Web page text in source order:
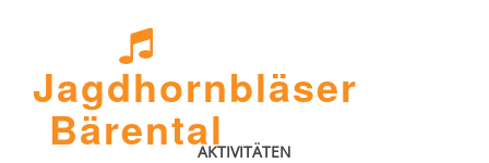
Jagdhornbläser
BärentalAKTIVITÄTEN